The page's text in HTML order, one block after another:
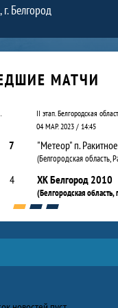
г. Белгород
МАТЧИ
). Дивизион А
7
4
04 МАР. 2023 / 14:45
"Метеор" п. Ракитное
ХК Белгород 2010